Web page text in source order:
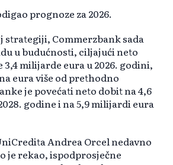
prognoze za 2026.
strategiji, Commerzbank sada
u budućnosti, ciljajući neto
milijarde eura u 2026. godini,
eura više od prethodno
je povećati neto dobit na 4,6
godine i na 5,9 milijardi eura
Andrea Orcel nedavno
je rekao, ispodprosječne